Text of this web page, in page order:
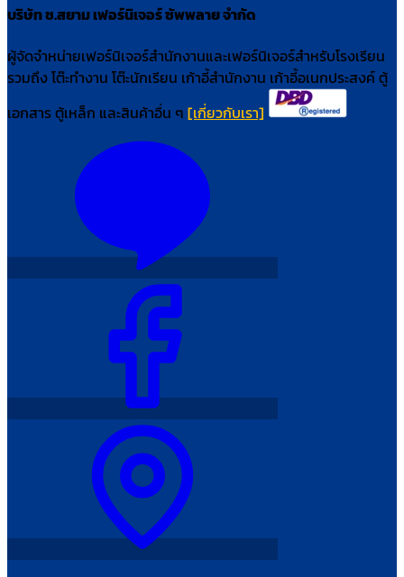
บริษัท ช.สยาม เฟอร์นิเจอร์ ซัพพลาย จำกัด
ผู้จัดจำหน่ายเฟอร์นิเจอร์สำนักงานและเฟอร์นิเจอร์สำหรับโรงเรียน
รวมถึง โต๊ะทำงาน โต๊ะนักเรียน เก้าอี้สำนักงาน เก้าอี้อเนกประสงค์ ตู้
เอกสาร ตู้เหล็ก และสินค้าอื่น ๆ [เกี่ยวกับเรา]